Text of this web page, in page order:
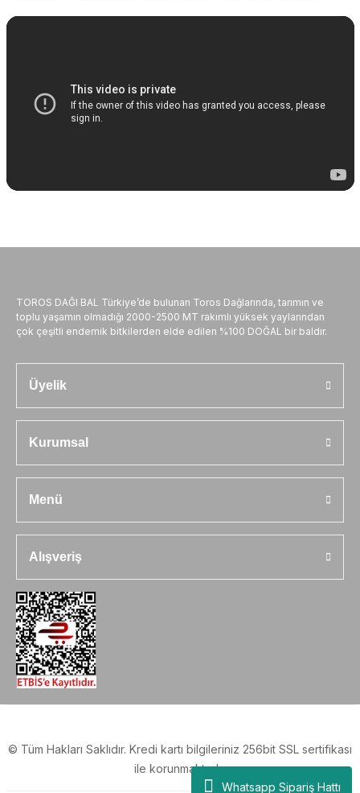
Whatsapp Sipariş Hattı
TOROS DAĞI BAL Türkiye’de bulunan Toros Dağlarında, tarımın ve
toplu yaşamın olmadığı 2000-2500 MT rakımlı yüksek yaylarından
çok çeşitli endemik bitkilerden elde edilen %100 DOĞAL bir baldır.
Üyelik
Kurumsal
Menü
Alışveriş
© Tüm Hakları Saklıdır. Kredi kartı bilgileriniz 256bit SSL sertifikası
ile korunmaktadır.